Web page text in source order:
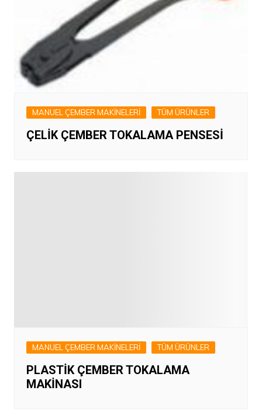
MANUEL ÇEMBER MAKİNELERİ TÜM ÜRÜNLER
ÇELİK ÇEMBER TOKALAMA PENSESİ
MANUEL ÇEMBER MAKİNELERİ TÜM ÜRÜNLER
PLASTİK ÇEMBER TOKALAMA
MAKİNASI